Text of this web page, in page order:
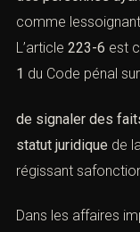
comme
L’article 223-6 est
1 du Code pénal sur
de signaler des
statut juridique de
régissant
Dans les affaires